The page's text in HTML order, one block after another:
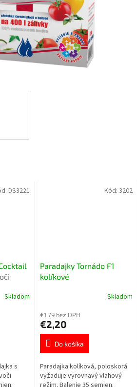
Skladom
s
DS3221
Paradajky Tornádo F1
kolíkové
Skladom
€1,79 bez DPH
€2,20
Do košíka
Paradajka kolíková, poloskorá
vyžaduje vyrovnavý vlahový
Kód: 3202